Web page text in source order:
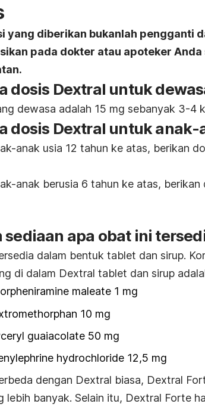
yang diberikan bukanlah pengganti
pada dokter atau apoteker Anda
dosis Dextral untuk
dewasa adalah 15 mg sebanyak 3-4
dosis Dextral untuk anak-
anak usia 12 tahun ke atas, berikan
anak berusia 6 tahun ke atas,
sediaan apa obat ini
dalam bentuk tablet dan sirup.
di dalam Dextral tablet dan sirup
maleate 1 mg
10 mg
guaiacolate 50 mg
hydrochloride 12,5 mg
dengan Dextral biasa, Dextral
lebih banyak. Selain itu, Dextral Forte